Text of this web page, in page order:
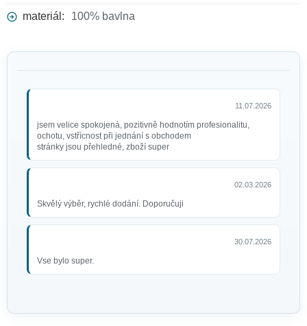
materiál: 100% bavlna
11.07.2026
jsem velice spokojená, pozitivně hodnotím profesionalitu,
ochotu, vstřícnost při jednání s obchodem
stránky jsou přehledné, zboží super
02.03.2026
Skvělý výběr, rychlé dodání. Doporučuji
30.07.2026
Vse bylo super.